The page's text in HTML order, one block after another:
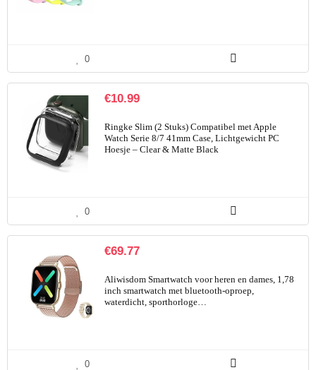
0
€10.99
Ringke Slim (2 Stuks) Compatibel met Apple
Watch Serie 8/7 41mm Case, Lichtgewicht PC
Hoesje – Clear & Matte Black
0
€69.77
Aliwisdom Smartwatch voor heren en dames, 1,78
inch smartwatch met bluetooth-oproep,
waterdicht, sporthorloge…
0